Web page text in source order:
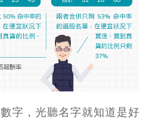
字，光聽名字就知道是好